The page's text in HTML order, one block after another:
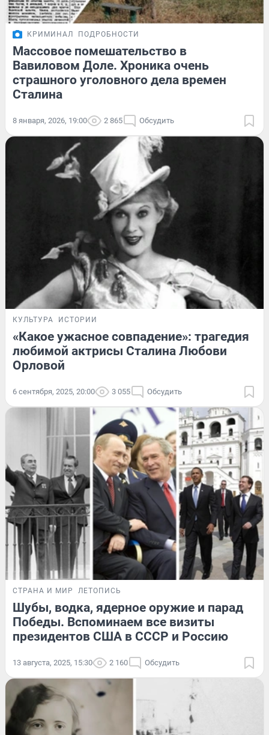
КРИМИНАЛ ПОДРОБНОСТИ
Массовое помешательство в
Вавиловом Доле. Хроника очень
страшного уголовного дела времен
Сталина
8 января, 2026, 19:00 2 865 Обсудить
КУЛЬТУРА ИСТОРИИ
«Какое ужасное совпадение»: трагедия
любимой актрисы Сталина Любови
Орловой
6 сентября, 2025, 20:00 3 055 Обсудить
СТРАНА И МИР ЛЕТОПИСЬ
Шубы, водка, ядерное оружие и парад
Победы. Вспоминаем все визиты
президентов США в СССР и Россию
13 августа, 2025, 15:30 2 160 Обсудить